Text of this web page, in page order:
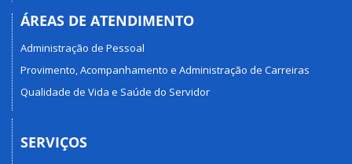
ÁREAS DE ATENDIMENTO
Administração de Pessoal
Provimento, Acompanhamento e Administração de Carreiras
Qualidade de Vida e Saúde do Servidor
SERVIÇOS